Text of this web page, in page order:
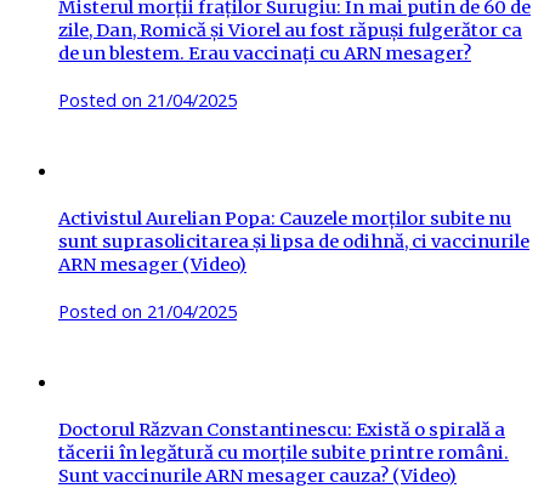
Misterul morții fraților Surugiu: În mai putin de 60 de
zile, Dan, Romică și Viorel au fost răpuși fulgerător ca
de un blestem. Erau vaccinați cu ARN mesager?
Posted on 21/04/2025
Activistul Aurelian Popa: Cauzele morților subite nu
sunt suprasolicitarea și lipsa de odihnă, ci vaccinurile
ARN mesager (Video)
Posted on 21/04/2025
Doctorul Răzvan Constantinescu: Există o spirală a
tăcerii în legătură cu morțile subite printre români.
Sunt vaccinurile ARN mesager cauza? (Video)